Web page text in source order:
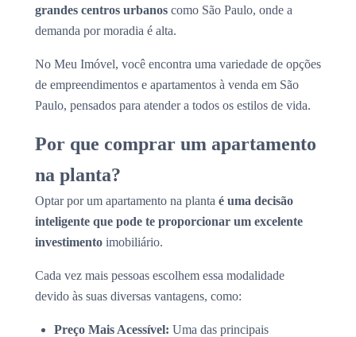
grandes centros urbanos como São Paulo, onde a
demanda por moradia é alta.
No Meu Imóvel, você encontra uma variedade de opções
de empreendimentos e apartamentos à venda em São
Paulo, pensados para atender a todos os estilos de vida.
Por que comprar um apartamento
na planta?
Optar por um apartamento na planta é uma decisão
inteligente que pode te proporcionar um excelente
investimento imobiliário.
Cada vez mais pessoas escolhem essa modalidade
devido às suas diversas vantagens, como:
Preço Mais Acessível: Uma das principais